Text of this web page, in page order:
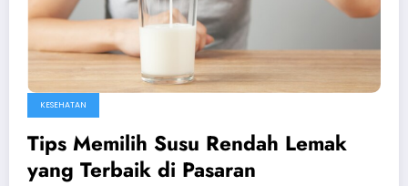
KESEHATAN
Tips Memilih Susu Rendah Lemak
yang Terbaik di Pasaran